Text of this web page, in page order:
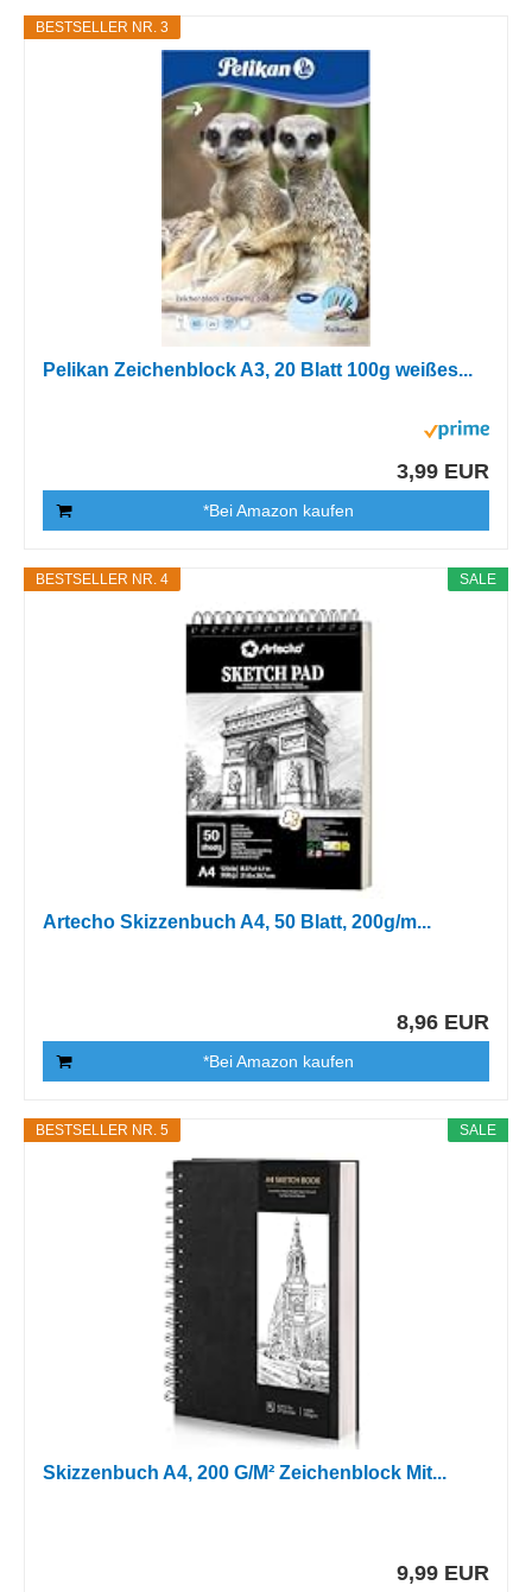
BESTSELLER NR. 3
Pelikan Zeichenblock A3, 20 Blatt 100g weißes...
3,99 EUR
*Bei Amazon kaufen
SALE
BESTSELLER NR. 4
Artecho Skizzenbuch A4, 50 Blatt, 200g/m...
8,96 EUR
*Bei Amazon kaufen
SALE
BESTSELLER NR. 5
Skizzenbuch A4, 200 G/M² Zeichenblock Mit...
9,99 EUR